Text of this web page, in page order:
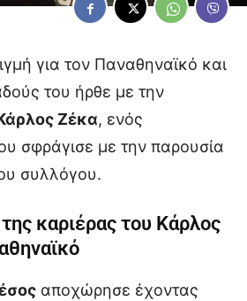
για τον Παναθηναϊκό και
του ήρθε με την
Ζέκα, ενός
σφράγισε με την παρουσία
συλλόγου.
καριέρας του Κάρλος
αποχώρησε έχοντας